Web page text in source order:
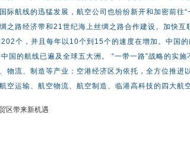
际航线的迅猛发展，航空公司也纷纷新开和加密前
之路经济带和21世纪海上丝绸之路合作建设。加快
个，并且每年以10个到15个的速度在增加。中国
国的航线已遍及全球五大洲。 “一带一路”战略的实
物流、制造等产业：空港经济区为依托，全方位推
空运输、航空物流、航空制造、临港高科技的四大航
区带来新机遇